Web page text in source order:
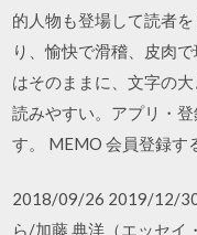
的人物も登場して読者
り、愉快で滑稽、皮肉
はそのままに、文字の
読みやすい。アプリ・
す。 MEMO 会員登録す
2018/09/26 2019/12/30
ら/加藤 典洋（エッセイ